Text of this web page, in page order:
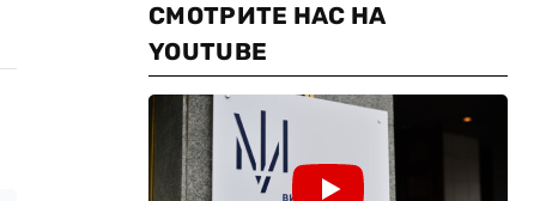
СМОТРИТЕ НАС НА
YOUTUBE